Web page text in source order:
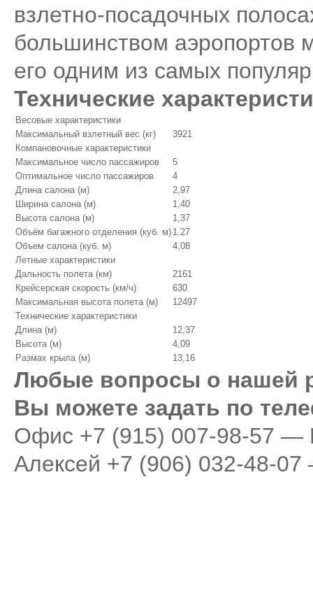
взлетно-посадочных
большинством аэропортов
его одним из самых
Технические
Весовые характеристики
Максимальный взлетный вес (кг)
3921
Компановочные характеристики
Максимальное число пассажиров
5
Оптимальное число пассажиров
4
Длина салона (м)
2,97
Ширина салона (м)
1,40
Высота салона (м)
1,37
Объём багажного отделения (куб. м) 1.27
Объем салона (куб. м)
4,08
Летные характеристики
Дальность полета (км)
2161
Крейсерская скорость (км/ч)
630
Максимальная высота полета (м)
12497
Технические характеристики
Длина (м)
12,37
Высота (м)
4,09
Размах крыла (м)
13,16
Любые вопросы о нашей
Вы можете задать по
Oфис +7 (915) 007-98-57 —
Алексей +7 (906) 032-48-